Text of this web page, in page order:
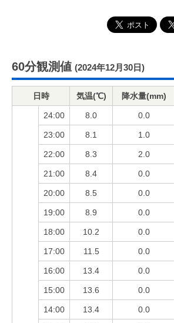
60分観測値 (2024年12月30日)
日時 気温(℃) 降水量(mm)
24:00 8.0 0.0
23:00 8.1 1.0
22:00 8.3 2.0
21:00 8.4 0.0
20:00 8.5 0.0
19:00 8.9 0.0
18:00 10.2 0.0
17:00 11.5 0.0
16:00 13.4 0.0
15:00 13.6 0.0
14:00 13.4 0.0